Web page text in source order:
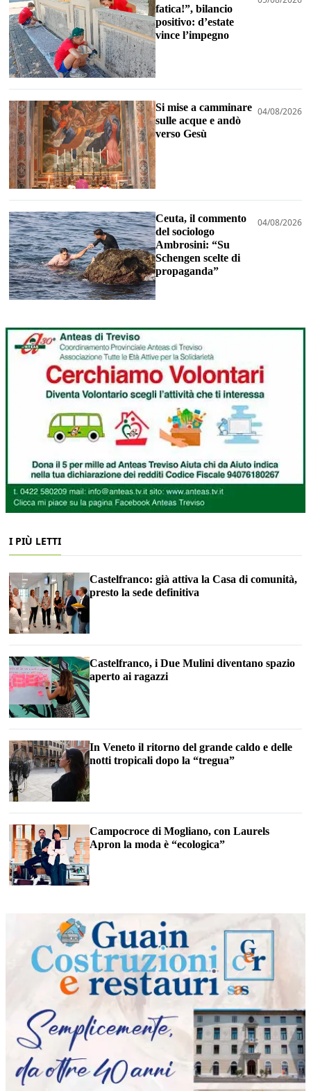
fatica!”, bilancio
positivo: d’estate
vince l’impegno
Si mise a camminare
sulle acque e andò
verso Gesù
04/08/2026
Ceuta, il commento
del sociologo
Ambrosini: “Su
Schengen scelte di
propaganda”
04/08/2026
I PIÙ LETTI
Castelfranco: già attiva la Casa di comunità,
presto la sede definitiva
Castelfranco, i Due Mulini diventano spazio
aperto ai ragazzi
In Veneto il ritorno del grande caldo e delle
notti tropicali dopo la “tregua”
Campocroce di Mogliano, con Laurels
Apron la moda è “ecologica”